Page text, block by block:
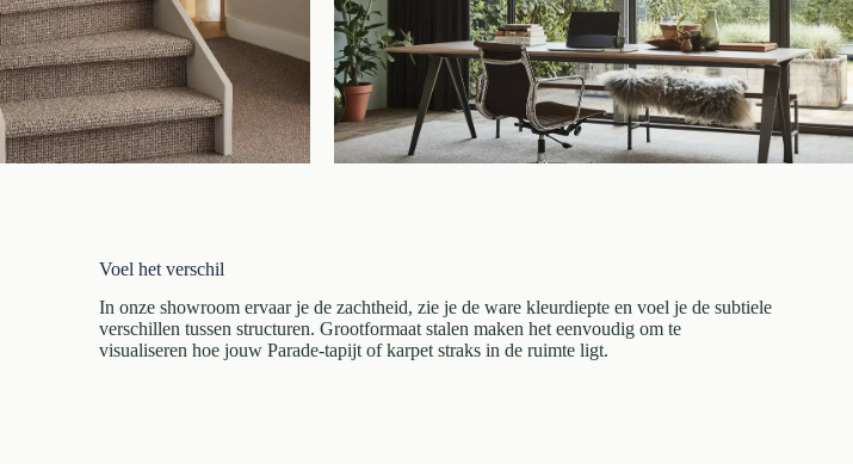
Voel het verschil
In onze showroom ervaar je de zachtheid, zie je de ware kleurdiepte en voel je de subtiele
verschillen tussen structuren. Grootformaat stalen maken het eenvoudig om te
visualiseren hoe jouw Parade-tapijt of karpet straks in de ruimte ligt.